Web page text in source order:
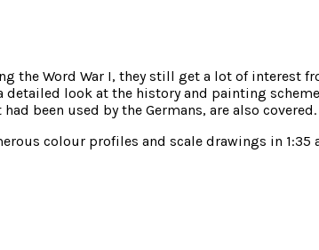
the Word War I, they still get a lot of
detailed look at the history and painting
been used by the Germans, are also covered.
colour profiles and scale drawings in 1:35